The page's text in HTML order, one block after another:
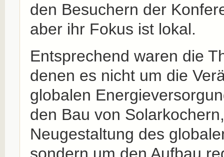
den Besuchern der
aber ihr Fokus ist lokal.
Entsprechend waren die
denen es nicht um die
globalen
den Bau von
Neugestaltung des